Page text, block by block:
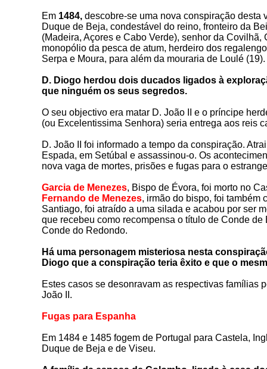
Em 1484,descobre-se uma nova conspiração desta
Duque de Beja, condestável do reino, fronteiro da
(Madeira, Açores e Cabo Verde), senhor da
monopólio da pesca de atum, herdeiro dos
Serpa e Moura, para além da mouraria de Loulé (19).
D. Diogo herdou dois ducados ligados à
que ninguém os seus segredos.
O seu objectivo era matar D. João II e o príncipe
(ou Excelentissima Senhora) seria entrega aos reis
D. João II foi informado a tempo da conspiração.
Espada, em Setúbal e assassinou-o. Os
nova vaga de mortes, prisões e fugas para o
Garcia de Menezes, Bispo de Évora, foi morto no
Fernando de Menezes, irmão do bispo, foi também
Santiago, foi atraído a uma silada e acabou por ser
que recebeu como recompensa o título de Conde
Conde do Redondo.
Há uma personagem misteriosa nesta
Diogo que a conspiração teria êxito e que o
Estes casos se desonravam as respectivas famílias
João II.
Fugas para Espanha
Em 1484 e 1485 fogem de Portugal para Castela,
Duque de Beja e de Viseu.